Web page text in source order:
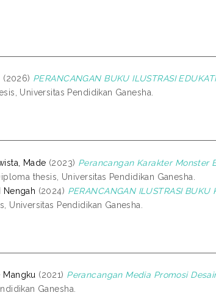
(2026) PERANCANGAN BUKU ILUSTRASI
Universitas Pendidikan Ganesha.
Made (2023) Perancangan Karakter Monster
thesis, Universitas Pendidikan Ganesha.
Nengah (2024) PERANCANGAN ILUSTRASI BUKU
Universitas Pendidikan Ganesha.
Mangku (2021) Perancangan Media Promosi
Ganesha.